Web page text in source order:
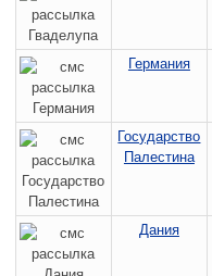
Германия
Государство
Палестина
Дания